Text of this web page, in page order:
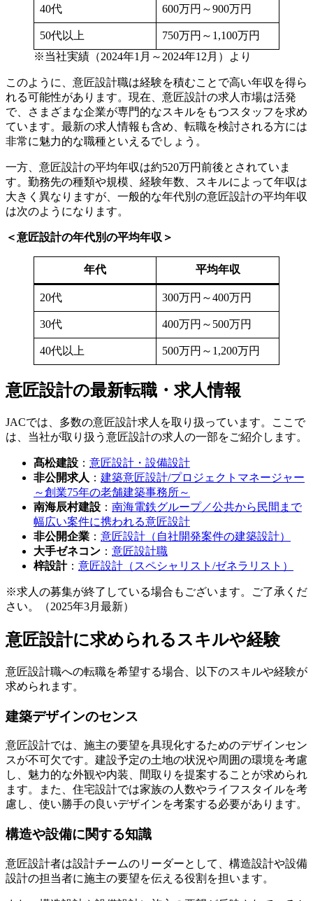
40代 600万円～900万円
50代以上
750万円～1,100万円
※当社実績（2024年1月～2024年12月）より
このように、意匠設計職は経験を積むことで高い年収を得ら
れる可能性があります。現在、意匠設計の求人市場は活発
で、さまざまな企業が専門的なスキルをもつスタッフを求め
ています。最新の求人情報も含め、転職を検討される方には
非常に魅力的な職種といえるでしょう。
一方、意匠設計の平均年収は約520万円前後とされていま
す。勤務先の種類や規模、経験年数、スキルによって年収は
大きく異なりますが、一般的な年代別の意匠設計の平均年収
は次のようになります。
＜意匠設計の年代別の平均年収＞
年代 平均年収
20代 300万円～400万円
30代 400万円～500万円
40代以上 500万円～1,200万円
意匠設計の最新転職・求人情報
JACでは、多数の意匠設計求人を取り扱っています。ここで
は、当社が取り扱う意匠設計の求人の一部をご紹介します。
髙松建設 ： 意匠設計・設備設計
非公開求人 ： 建築意匠設計/プロジェクトマネージャー
～創業75年の老舗建築事務所～
南海辰村建設 ： 南海電鉄グループ／公共から民間まで
幅広い案件に携われる意匠設計
非公開企業 ： 意匠設計（自社開発案件の建築設計）
大手ゼネコン ： 意匠設計職
梓設計： 意匠設計（スペシャリスト/ゼネラリスト）
※求人の募集が終了している場合もございます。ご了承くだ
さい。（2025年3月最新）
意匠設計に求められるスキルや経験
意匠設計職への転職を希望する場合、以下のスキルや経験が
求められます。
建築デザインのセンス
意匠設計では、施主の要望を具現化するためのデザインセン
スが不可欠です。建設予定の土地の状況や周囲の環境を考慮
し、魅力的な外観や内装、間取りを提案することが求められ
ます。また、住宅設計では家族の人数やライフスタイルを考
慮し、使い勝手の良いデザインを考案する必要があります。
構造や設備に関する知識
意匠設計者は設計チームのリーダーとして、構造設計や設備
設計の担当者に施主の要望を伝える役割を担います。